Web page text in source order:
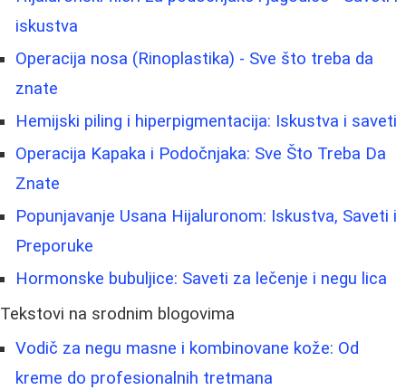
iskustva
Operacija nosa (Rinoplastika) - Sve što treba da
znate
Hemijski piling i hiperpigmentacija: Iskustva i saveti
Operacija Kapaka i Podočnjaka: Sve Što Treba Da
Znate
Popunjavanje Usana Hijaluronom: Iskustva, Saveti i
Preporuke
Hormonske bubuljice: Saveti za lečenje i negu lica
Tekstovi na srodnim blogovima
Vodič za negu masne i kombinovane kože: Od
kreme do profesionalnih tretmana